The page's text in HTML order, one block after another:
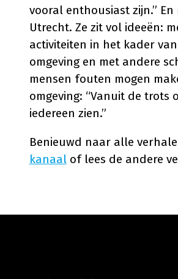
vooral enthousiast zijn.”
Utrecht. Ze zit vol ideeën:
activiteiten in het kader
omgeving en met andere
mensen fouten mogen
omgeving: “Vanuit de trots
iedereen zien.”
Benieuwd naar alle
kanaalof lees de andere